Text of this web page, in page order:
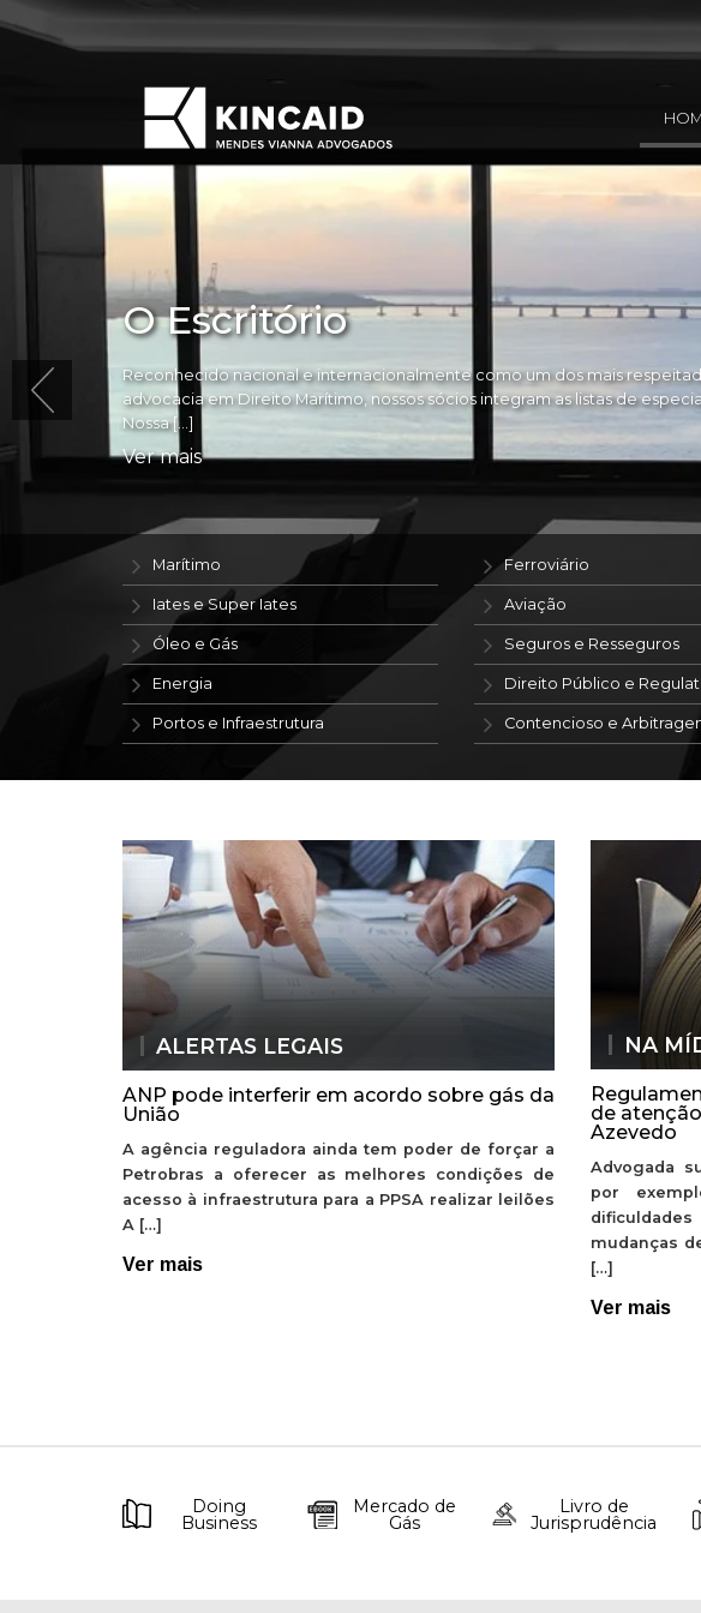
O Escritório
Reconhecido nacional e internacionalmente como um dos mais
advocacia em Direito Marítimo, nossos sócios integram as listas de
Nossa […]
Ver mais
Marítimo
Iates e Super Iates
Óleo e Gás
Energia
Portos e Infraestrutura
Ferroviário
Aviação
Seguros e Resseguros
Direito Público e
Contencioso e
ALERTAS LEGAIS
ANP pode interferir em acordo sobre gás da
União
A agência reguladora ainda tem poder de forçar a
Petrobras a oferecer as melhores condições de
acesso à infraestrutura para a PPSA realizar leilões
A […]
Ver mais
NA
de
Azevedo
Advogada
por
mudanças
[…]
Ver mais
Doing
Business
Mercado de
Gás
Livro de
Jurisprudência